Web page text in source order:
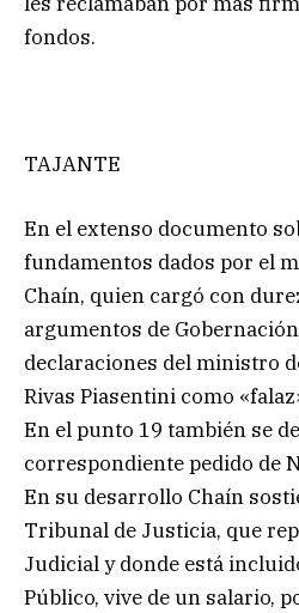
fondos.
TAJANTE
En el extenso documento
fundamentos dados por el
Chaín, quien cargó con
argumentos de
declaraciones del ministro
Rivas Piasentini como
En el punto 19 también se
correspondiente pedido de
En su desarrollo Chaín
Tribunal de Justicia, que
Judicial y donde está
Público, vive de un salario,